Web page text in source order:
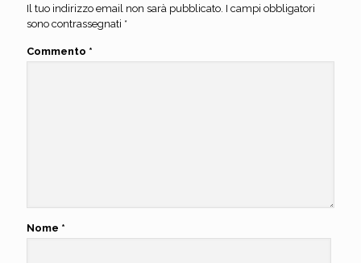
Il tuo indirizzo email non sarà pubblicato. I campi obbligatori
sono contrassegnati *
Commento *
Nome *